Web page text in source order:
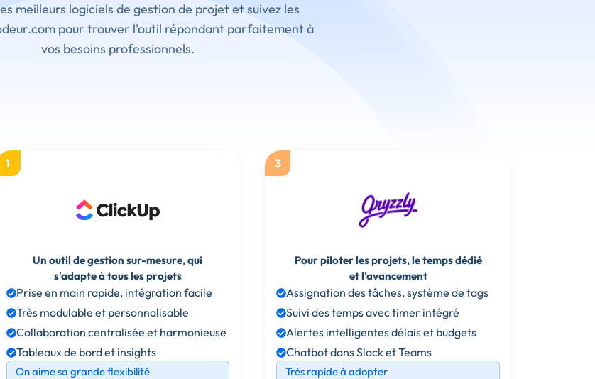
meilleurs logiciels de gestion de projet et suivez les
pour trouver l'outil répondant parfaitement à
vos besoins professionnels.
1
Un outil de gestion sur-mesure, qui
s'adapte à tous les projets
Prise en main rapide, intégration facile
Très modulable et personnalisable
Collaboration centralisée et harmonieuse
Tableaux de bord et insights
On aime sa grande flexibilité
3
Pour piloter les projets, le temps dédié
et l'avancement
Assignation des tâches, système de tags
Suivi des temps avec timer intégré
Alertes intelligentes délais et budgets
Chatbot dans Slack et Teams
Très rapide à adopter